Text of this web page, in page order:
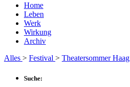
Home
Leben
Werk
Wirkung
Archiv
Alles > Festival > Theatersommer Haag
Suche: